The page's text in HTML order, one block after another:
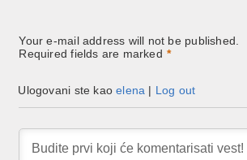
Your e-mail address will not be published.
Required fields are marked *
Ulogovani ste kaoelena | Log out